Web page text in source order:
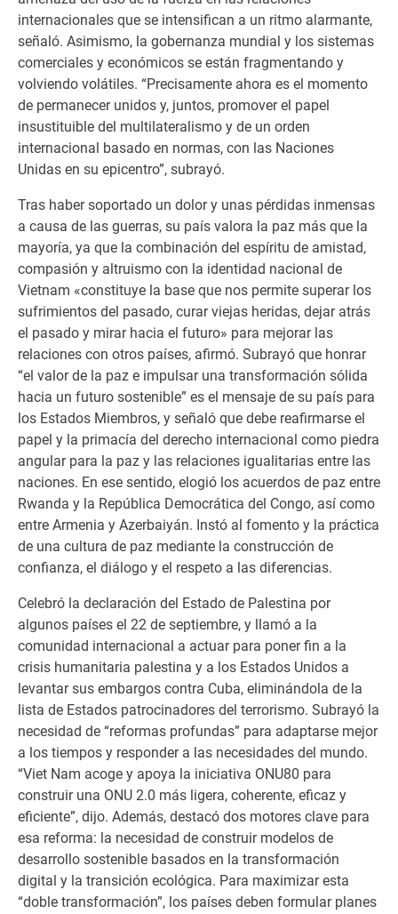
internacionales que se intensifican a un ritmo alarmante,
señaló. Asimismo, la gobernanza mundial y los sistemas
comerciales y económicos se están fragmentando y
volviendo volátiles. “Precisamente ahora es el momento
de permanecer unidos y, juntos, promover el papel
insustituible del multilateralismo y de un orden
internacional basado en normas, con las Naciones
Unidas en su epicentro”, subrayó.
Tras haber soportado un dolor y unas pérdidas inmensas
a causa de las guerras, su país valora la paz más que la
mayoría, ya que la combinación del espíritu de amistad,
compasión y altruismo con la identidad nacional de
Vietnam «constituye la base que nos permite superar los
sufrimientos del pasado, curar viejas heridas, dejar atrás
el pasado y mirar hacia el futuro» para mejorar las
relaciones con otros países, afirmó. Subrayó que honrar
“el valor de la paz e impulsar una transformación sólida
hacia un futuro sostenible” es el mensaje de su país para
los Estados Miembros, y señaló que debe reafirmarse el
papel y la primacía del derecho internacional como piedra
angular para la paz y las relaciones igualitarias entre las
naciones. En ese sentido, elogió los acuerdos de paz entre
Rwanda y la República Democrática del Congo, así como
entre Armenia y Azerbaiyán. Instó al fomento y la práctica
de una cultura de paz mediante la construcción de
confianza, el diálogo y el respeto a las diferencias.
Celebró la declaración del Estado de Palestina por
algunos países el 22 de septiembre, y llamó a la
comunidad internacional a actuar para poner fin a la
crisis humanitaria palestina y a los Estados Unidos a
levantar sus embargos contra Cuba, eliminándola de la
lista de Estados patrocinadores del terrorismo. Subrayó la
necesidad de “reformas profundas” para adaptarse mejor
a los tiempos y responder a las necesidades del mundo.
“Viet Nam acoge y apoya la iniciativa ONU80 para
construir una ONU 2.0 más ligera, coherente, eficaz y
eficiente”, dijo. Además, destacó dos motores clave para
esa reforma: la necesidad de construir modelos de
desarrollo sostenible basados en la transformación
digital y la transición ecológica. Para maximizar esta
“doble transformación”, los países deben formular planes